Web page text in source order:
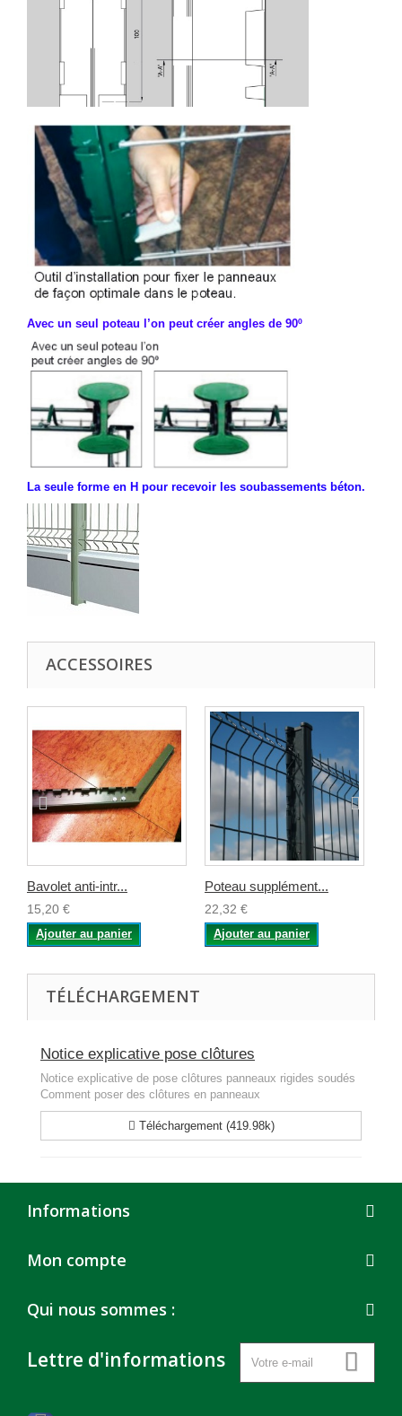
Avec un seul poteau l’on peut créer angles de 90º
La seule forme en H pour recevoir les soubassements béton.
ACCESSOIRES
Bavolet anti-intr...
15,20 €
Ajouter au panier
Poteau supplément...
22,32 €
Ajouter au panier
TÉLÉCHARGEMENT
Notice explicative pose clôtures
Notice explicative de pose clôtures panneaux rigides soudés
Comment poser des clôtures en panneaux
Téléchargement (419.98k)
Informations
Mon compte
Qui nous sommes :
Lettre d'informations